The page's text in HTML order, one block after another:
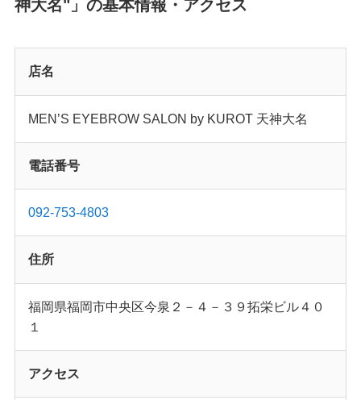
神大名"」の基本情報・アクセス
店名
MEN’S EYEBROW SALON by KUROT 天神大名
電話番号
092-753-4803
住所
福岡県福岡市中央区今泉２－４－３９拓栄ビル４０
１
アクセス